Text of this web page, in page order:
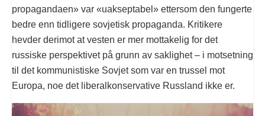
propagandaen» var «uakseptabel» ettersom den fungerte
bedre enn tidligere sovjetisk propaganda. Kritikere
hevder derimot at vesten er mer mottakelig for det
russiske perspektivet på grunn av saklighet – i motsetning
til det kommunistiske Sovjet som var en trussel mot
Europa, noe det liberalkonservative Russland ikke er.